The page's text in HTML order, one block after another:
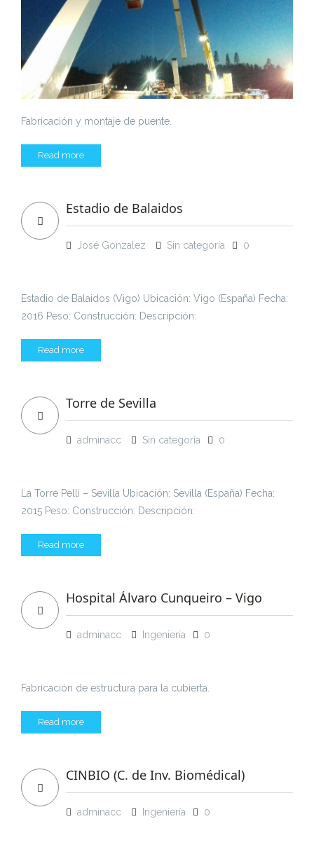
Fabricación y montaje de puente.
Read more
Estadio de Balaidos
José Gonzalez Sin categoría 0
Estadio de Balaidos (Vigo) Ubicación: Vigo (España) Fecha:
2016 Peso: Construcción: Descripción:
Read more
Torre de Sevilla
adminacc Sin categoría 0
La Torre Pelli – Sevilla Ubicación: Sevilla (España) Fecha:
2015 Peso: Construcción: Descripción:
Read more
Hospital Álvaro Cunqueiro – Vigo
adminacc Ingeniería 0
Fabricación de estructura para la cubierta.
Read more
CINBIO (C. de Inv. Biomédical)
adminacc Ingeniería 0